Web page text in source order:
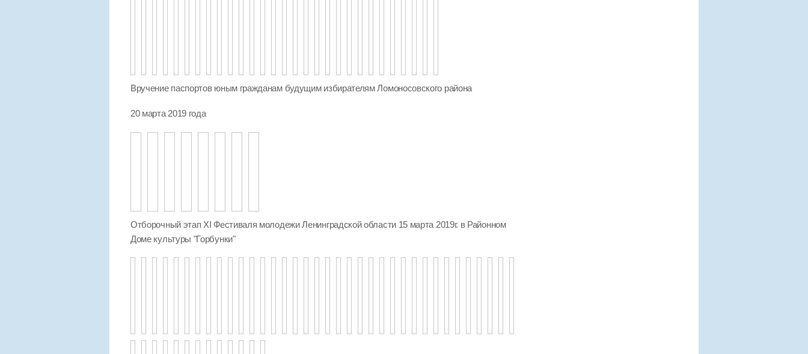
Вручение паспортов юным гражданам будущим избирателям Ломоносовского района
20 марта 2019 года
Отборочный этап XI Фестиваля молодежи Ленинградской области 15 марта 2019г. в Районном
Доме культуры "Горбунки"